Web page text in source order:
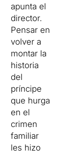
apunta el
director.
Pensar en
volver a
montar la
historia
del
príncipe
que hurga
en el
crimen
familiar
les hizo